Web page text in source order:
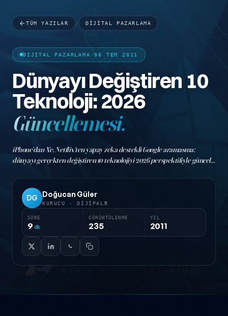
TÜM YAZILAR / DIJITAL PAZARLAMA
DIJITAL PAZARLAMA ·08 TEM 2011
Dünyayı Değiştiren 10
Teknoloji: 2026
Güncellemesi.
iPhone'dan X'e, Netflix'ten yapay zeka destekli Google aramasına:
dünyayı gerçekten değiştiren 10 teknolojiyi 2026 perspektifiyle güncel
DG Doğucan Güler
KURUCU · DIJIPAL®
SÜRE
9 dk
GÖRÜNTÜLENME
235
YIL
2011